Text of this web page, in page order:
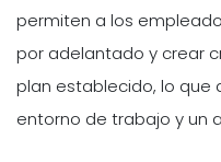
permiten a los
por adelantado y crear
plan establecido, lo que
entorno de trabajo y un